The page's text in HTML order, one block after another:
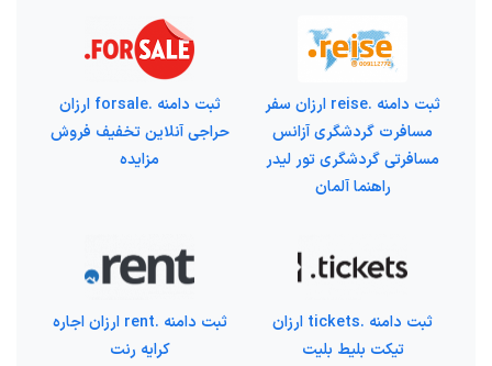
ثبت دامنه .reise ارزان سفر
مسافرت گردشگری آزانس
مسافرتی گردشگری تور لیدر
راهنما آلمان
ثبت دامنه .forsale ارزان
حراجی آنلاین تخفیف فروش
مزایده
ثبت دامنه .tickets ارزان
تیکت بلیط بلیت
ثبت دامنه .rent ارزان اجاره
کرایه رنت